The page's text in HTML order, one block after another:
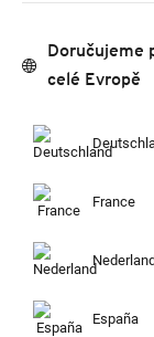
Doručujeme
celé Evropě
France
Nederland
España